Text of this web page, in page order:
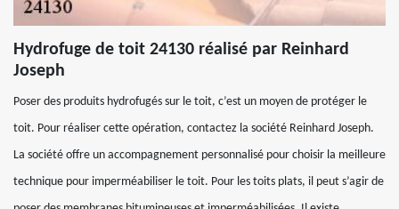
Hydrofuge de toit 24130 réalisé par Reinhard
Joseph
Poser des produits hydrofugés sur le toit, c’est un moyen de protéger le
toit. Pour réaliser cette opération, contactez la société Reinhard Joseph.
La société offre un accompagnement personnalisé pour choisir la meilleure
technique pour imperméabiliser le toit. Pour les toits plats, il peut s’agir de